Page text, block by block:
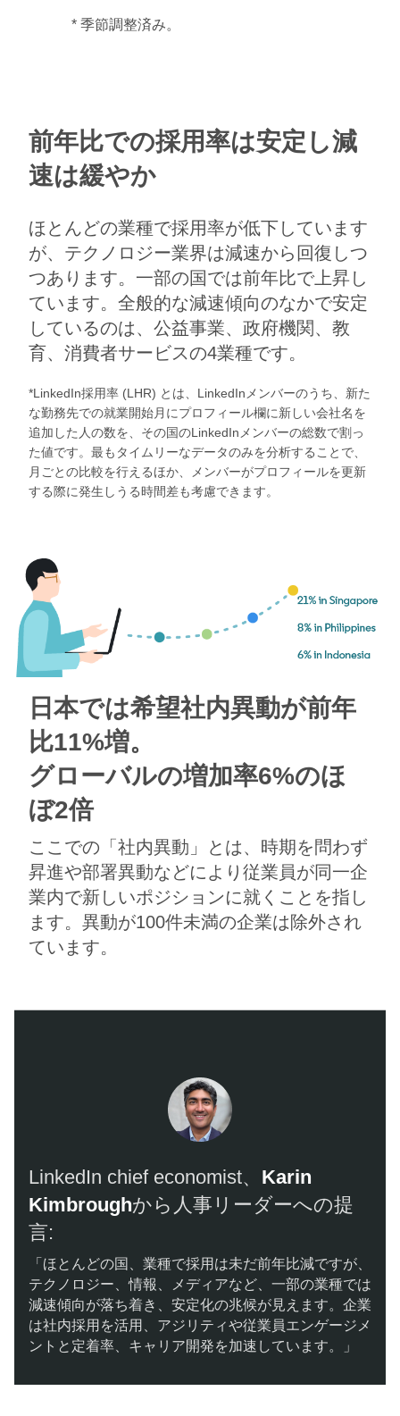
前年比での採用率は安定し減
速は緩やか
ほとんどの業種で採用率が低下しています
が、テクノロジー業界は減速から回復しつ
つあります。一部の国では前年比で上昇し
ています。全般的な減速傾向のなかで安定
しているのは、公益事業、政府機関、教
育、消費者サービスの4業種です。​
*LinkedIn採用率 (LHR) とは、LinkedInメンバーのうち、新た
な勤務先での就業開始月にプロフィール欄に新しい会社名を
追加した人の数を、その国のLinkedInメンバーの総数で割っ
た値です。最もタイムリーなデータのみを分析することで、
月ごとの比較を行えるほか、メンバーがプロフィールを更新
する際に発生しうる時間差も考慮できます。
​​​* 季節調整済み。
日本では希望社内異動が前年
比11%増。
グローバルの増加率6%のほ
ぼ2倍
​​​ここでの「社内異動」とは、時期を問わず
昇進や部署異動などにより従業員が同一​​企
業内で新しいポジションに就くことを指し
ます。​​異動が100件​​未満の​​企業は除外され
ています。​​ ​​​​
LinkedIn chief economist、​​ Karin
Kimbroughから​​人事リーダーへの提
言: ​​
「ほとんどの国、業種で採用は未だ前年比減ですが、
テクノロジー、情報、メディアなど、一部の業種では
減速傾向が落ち着き、安定化の兆候が見えます。企業
は社内採用を活用、アジリティや従業員エンゲージメ
ントと定着率、キャリア開発を加速しています。」